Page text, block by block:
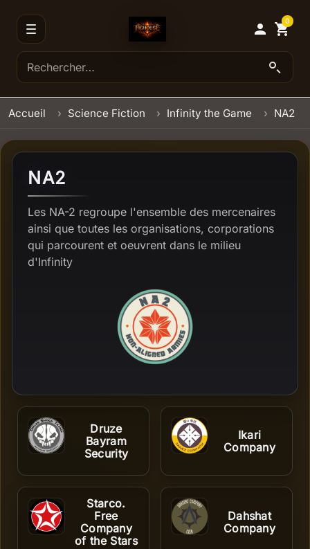
 shopping_cart
0
Accueil Science Fiction Infinity the Game NA2
NA2
Les NA-2 regroupe l'ensemble des mercenaires
ainsi que toutes les organisations, corporations
qui parcourent et oeuvrent dans le milieu
d'Infinity
Druze
Bayram
Security
Ikari
Company
Starco.
Free
Company
of the Stars
Dahshat
Company